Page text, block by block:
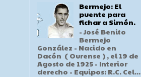
Bermejo: El
puente para
fichar a Simón.
- José Benito
Bermejo
González - Nacido en
Dacón ( Ourense ) , el 19 de
Agosto de 1925 - Interior
derecho - Equipos: R.C. Cel...